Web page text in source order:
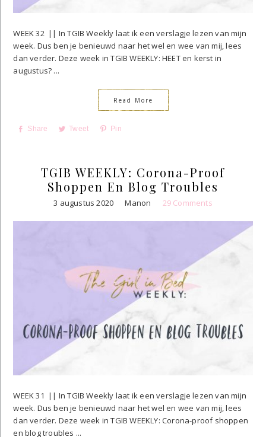
WEEK 32 || In TGIB Weekly laat ik een verslagje lezen van mijn
week. Dus ben je benieuwd naar het wel en wee van mij, lees
dan verder. Deze week in TGIB WEEKLY: HEET en kerst in
augustus? ...
Read More
Share Tweet Pin
TGIB WEEKLY: Corona-Proof
Shoppen En Blog Troubles
3 augustus 2020 Manon 29 Comments
WEEK 31 || In TGIB Weekly laat ik een verslagje lezen van mijn
week. Dus ben je benieuwd naar het wel en wee van mij, lees
dan verder. Deze week in TGIB WEEKLY: Corona-proof shoppen
en blog troubles ...